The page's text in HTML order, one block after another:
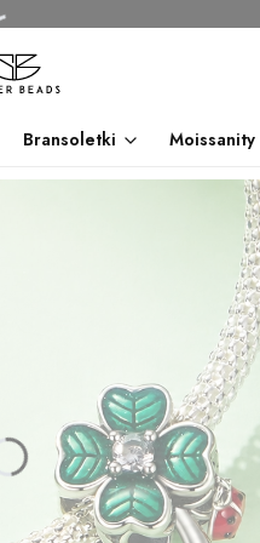
Bransoletki Moissanity